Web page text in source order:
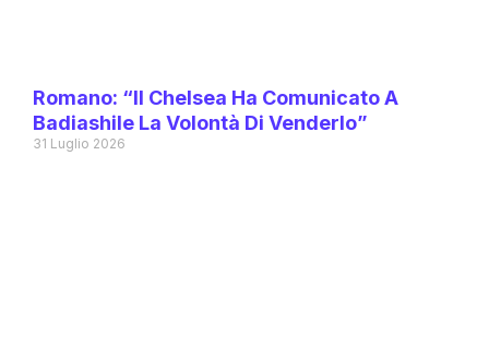
Romano: “Il Chelsea Ha Comunicato A
Badiashile La Volontà Di Venderlo”
31 Luglio 2026